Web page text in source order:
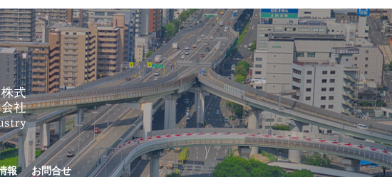
報 お問合せ